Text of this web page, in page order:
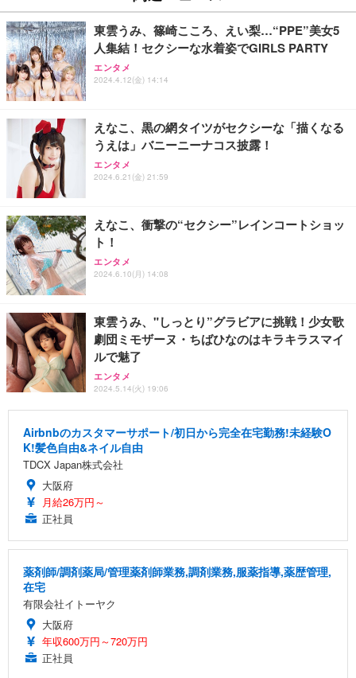
東雲うみ、篠崎こころ、えい梨…“PPE”美女5
人集結！セクシーな水着姿でGIRLS PARTY
エンタメ
2024.4.12(金) 14:14
えなこ、黒の網タイツがセクシーな「描くなる
うえは」バニーニーナコス披露！
エンタメ
2024.6.21(金) 21:59
えなこ、衝撃の“セクシー”レインコートショッ
ト！
エンタメ
2024.6.10(月) 14:08
東雲うみ、"しっとり”グラビアに挑戦！少女歌
劇団ミモザーヌ・ちばひなのはキラキラスマイ
ルで魅了
エンタメ
2024.5.14(火) 19:06
Airbnbのカスタマーサポート/初日から完全在宅勤務!未経験O
K!髪色自由&ネイル自由
TDCX Japan株式会社
大阪府
月給26万円～
正社員
薬剤師/調剤薬局/管理薬剤師業務,調剤業務,服薬指導,薬歴管理,
在宅
有限会社イトーヤク
大阪府
年収600万円～720万円
正社員